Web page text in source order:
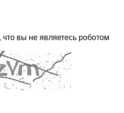
вы не являетесь роботом